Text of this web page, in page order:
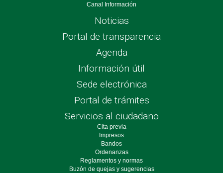
Canal Información
Noticias
Portal de transparencia
Agenda
Información útil
Sede electrónica
Portal de trámites
Servicios al ciudadano
Cita previa
Impresos
Bandos
Ordenanzas
Reglamentos y normas
Buzón de quejas y sugerencias